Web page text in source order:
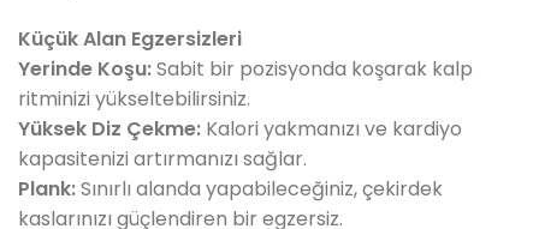
Küçük Alan Egzersizleri
Yerinde Koşu:Sabit bir pozisyonda koşarak kalp
ritminizi yükseltebilirsiniz.
Yüksek Diz Çekme: Kalori yakmanızı ve kardiyo
kapasitenizi artırmanızı sağlar.
Plank:Sınırlı alanda yapabileceğiniz, çekirdek
kaslarınızı güçlendiren bir egzersiz.